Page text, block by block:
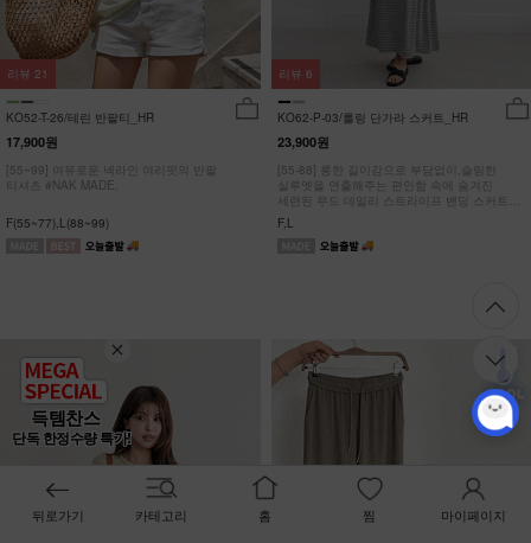
득템찬스
단독 한정수량 특가!
KO52-T-26/테린 반팔티_HR
17,900원
[55~99] 여유로운 넥라인 여리핏의 반팔
티셔츠 #NAK MADE.
F(55~77),L(88~99)
리뷰 21
KO62-P-03/롤링 단가라 스커트_HR
23,900원
[55-88] 롱한 길이감으로 부담없이,슬림한
실루엣을 연출해주는 편안함 속에 숨겨진
세련된 무드 데일리 스트라이프 밴딩 스커트
#NAK MADE.
F,L
리뷰 6
뒤로가기 카테고리 홈 찜 마이페이지